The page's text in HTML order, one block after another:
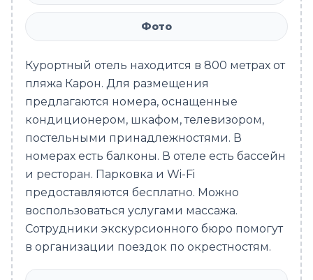
Фото
Курортный отель находится в 800 метрах от
пляжа Карон. Для размещения
предлагаются номера, оснащенные
кондиционером, шкафом, телевизором,
постельными принадлежностями. В
номерах есть балконы. В отеле есть бассейн
и ресторан. Парковка и Wi-Fi
предоставляются бесплатно. Можно
воспользоваться услугами массажа.
Сотрудники экскурсионного бюро помогут
в организации поездок по окрестностям.